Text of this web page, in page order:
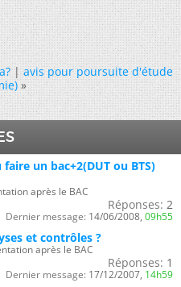
|avis pour poursuite d'étude
»
un bac+2(DUT ou BTS)
après le BAC
Réponses: 2
Dernier message: 14/06/2008, 09h55
et contrôles ?
après le BAC
Réponses: 1
Dernier message: 17/12/2007, 14h59